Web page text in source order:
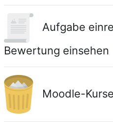
Aufgabe
Bewertung einsehen
Moodle-